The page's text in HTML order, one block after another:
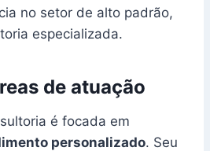
no setor de alto padrão,
especializada.
de atuação
é focada em
personalizado. Seu